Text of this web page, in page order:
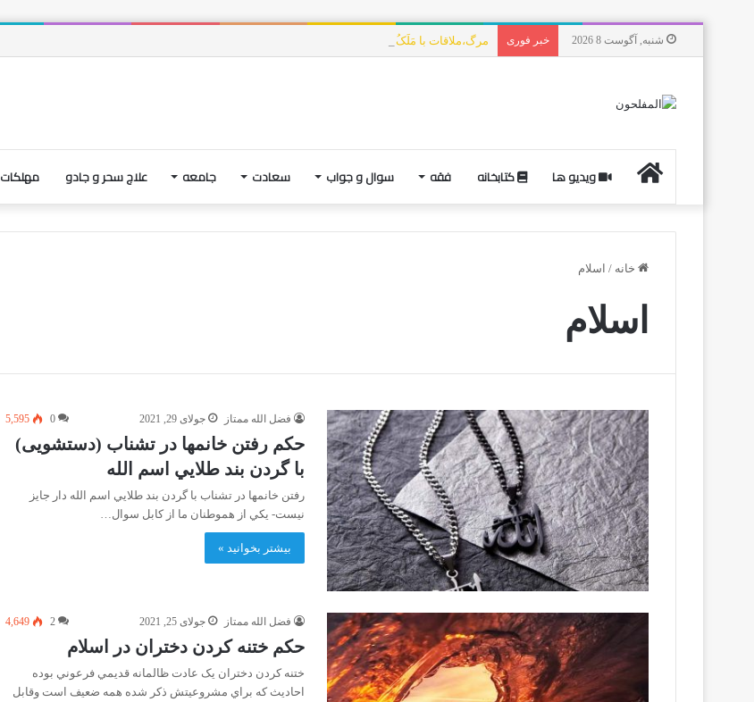
شنبه, آگوست 8 2026 خبر فوری مرگ،ملاقات با مَلَکُ الموت، و فتنه های آخرین لحظاتِ زندگی | بخش چهارم
ویدیو ها کتابخانه فقه سوال و جواب سعادت جامعه علاج سحر و جادو مهلکات
خانه / اسلام
اسلام
فضل الله ممتاز جولای 29, 2021 0
5,595
حکم رفتن خانمها در تشناب (دستشویی)
با گردن بند طلايي اسم الله
رفتن خانمها در تشناب با گردن بند طلايي اسم الله دار جايز
نيست- يكي از هموطنان ما از كابل سوال…
بیشتر بخوانید »
فضل الله ممتاز جولای 25, 2021 2
4,649
حکم ختنه کردن دختران در اسلام
ختنه كردن دختران يک عادت ظالمانه قديمي فرعوني بوده
احاديث كه براي مشروعيتش ذكر شده همه ضعيف است وقابل